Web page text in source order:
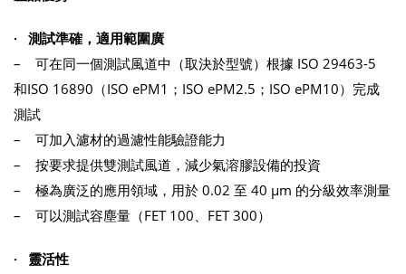
· 測試準確，適用範圍廣
– 可在同一個測試風道中（取決於型號）根據 ISO 29463-5
和ISO 16890（ISO ePM1；ISO ePM2.5；ISO ePM10）完成
測試
– 可加入濾材的過濾性能驗證能力
– 按要求提供雙測試風道，減少氣溶膠設備的投資
– 極為廣泛的應用領域，用於 0.02 至 40 μm 的分級效率測量
– 可以測試容塵量（FET 100、FET 300）
· 靈活性